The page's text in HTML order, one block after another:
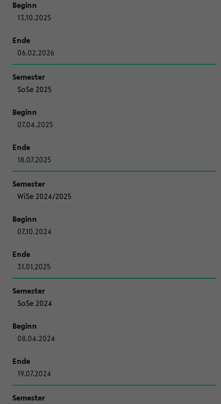
13.10.2025
06.02.2026
SoSe 2025
07.04.2025
18.07.2025
WiSe 2024/2025
07.10.2024
31.01.2025
SoSe 2024
08.04.2024
19.07.2024